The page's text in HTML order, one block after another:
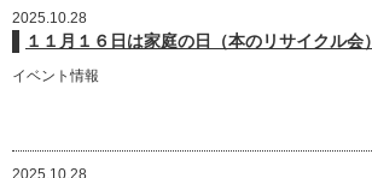
2025.10.28
１１月１６日は家庭の日（本のリサイクル会）
イベント情報
2025.10.28